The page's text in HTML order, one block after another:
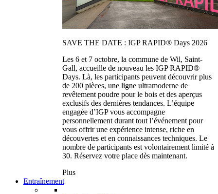
SAVE THE DATE : IGP RAPID® Days 2026
Les 6 et 7 octobre, la commune de Wil, Saint-
Gall, accueille de nouveau les IGP RAPID®
Days. Là, les participants peuvent découvrir plus
de 200 pièces, une ligne ultramoderne de
revêtement poudre pour le bois et des aperçus
exclusifs des dernières tendances. L’équipe
engagée d’IGP vous accompagne
personnellement durant tout l’événement pour
vous offrir une expérience intense, riche en
découvertes et en connaissances techniques. Le
nombre de participants est volontairement limité à
30. Réservez votre place dès maintenant.
Plus
Entraînement